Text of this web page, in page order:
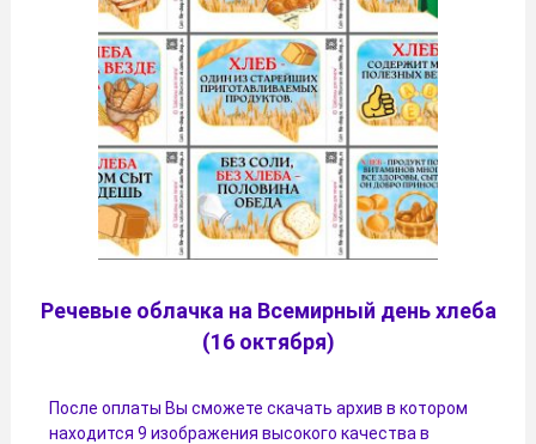
Речевые облачка на Всемирный день хлеба
(16 октября)
После оплаты Вы сможете скачать архив в котором
находится 9 изображения высокого качества в